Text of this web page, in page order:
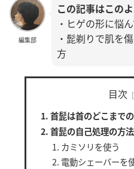
編集部
この記事はこの
・ヒゲの形に悩
・髭剃りで肌を
方
目次
首髭は首のどこまで
首髭の自己処理の方法
カミソリを使う
電動シェーバーを